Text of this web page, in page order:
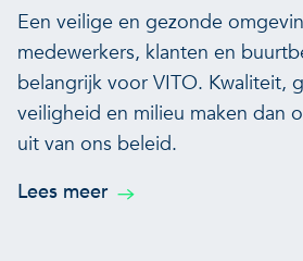
Een veilige en gezonde
medewerkers, klanten en
belangrijk voor VITO. Kwaliteit,
veiligheid en milieu maken dan
uit van ons beleid.
Lees meer